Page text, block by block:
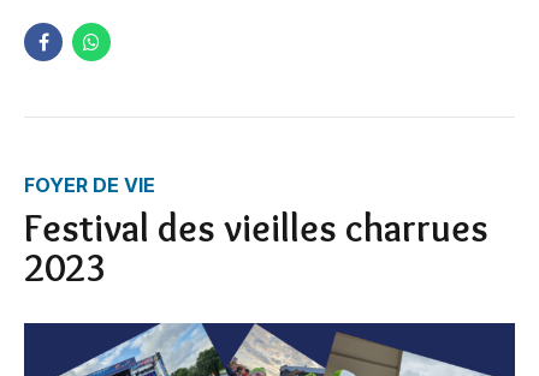
FOYER DE VIE
Festival des vieilles charrues
2023